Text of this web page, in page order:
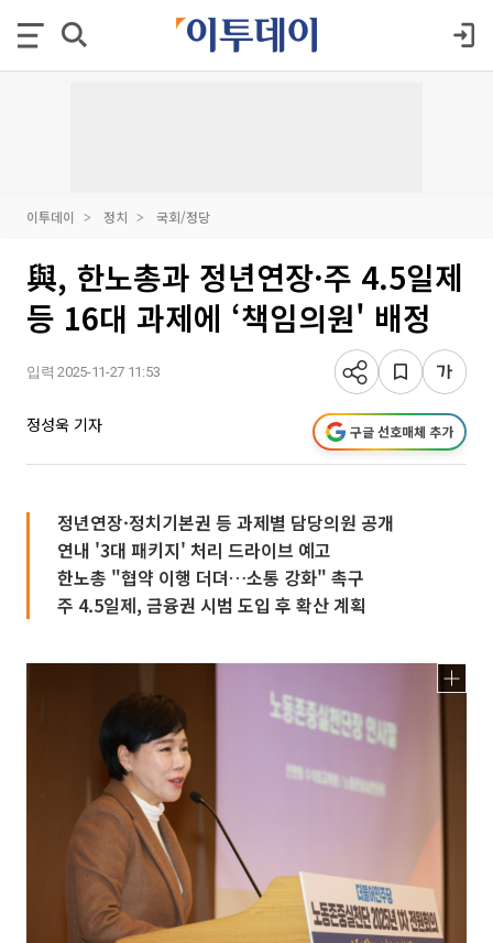
이투데이 정치 국회/정당
與, 한노총과 정년연장·주 4.5일제
등 16대 과제에 ‘책임의원' 배정
입력 2025-11-27 11:53
정성욱 기자 구글 선호매체 추가
정년연장·정치기본권 등 과제별 담당의원 공개
연내 '3대 패키지' 처리 드라이브 예고
한노총 "협약 이행 더뎌…소통 강화" 촉구
주 4.5일제, 금융권 시범 도입 후 확산 계획